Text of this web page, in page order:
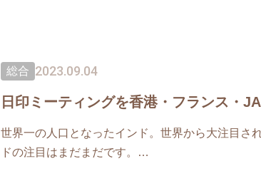
総合 2023.09.04
日印ミーティングを香港・フランス・
世界一の人口となったインド。世界から大注目さ
ドの注目はまだまだです。